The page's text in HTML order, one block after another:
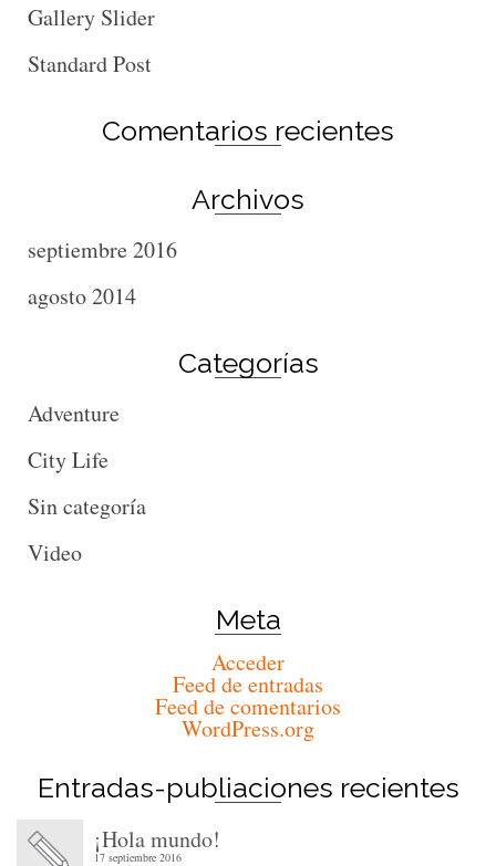
Gallery Slider
Standard Post
Comentarios recientes
Archivos
septiembre 2016
agosto 2014
Categorías
Adventure
City Life
Sin categoría
Video
Meta
Acceder
Feed de entradas
Feed de comentarios
WordPress.org
Entradas-publiaciones recientes
¡Hola mundo!
17 septiembre 2016